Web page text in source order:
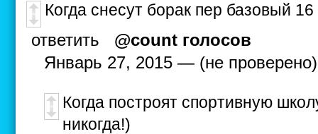
Когда снесут борак пер базовый
ответить
@count голосов
Январь 27, 2015 — (не проверено)
Когда построят спортивную
никогда!)